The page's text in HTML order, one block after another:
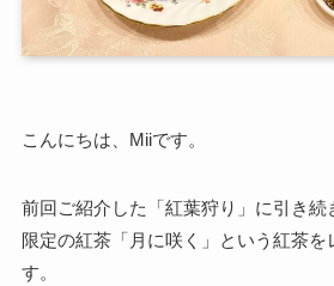
こんにちは、Miiです。
前回ご紹介した「紅葉狩り」に引き続
限定の紅茶「 月に咲く 」という紅茶
す。